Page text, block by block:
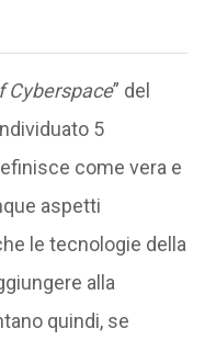
Cyberspace” del
5
come vera e
aspetti
le tecnologie della
alla
quindi, se